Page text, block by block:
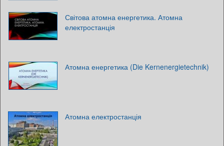
Світова атомна енергетика. Атомна
електростанція
Атомна енергетика (Die Kernenergietechnik)
Атомна електростанція